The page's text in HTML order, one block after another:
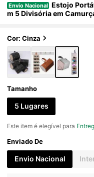
Envio Nacional Estojo
m 5 Divisória em
Cor: Cinza
Tamanho
5 Lugares
Este item é elegível para
Enviado De
Envio Nacional